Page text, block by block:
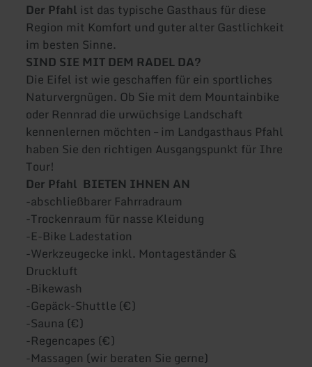
Der Pfahl ist das typische Gasthaus für diese
Region mit Komfort und guter alter Gastlichkeit
im besten Sinne.
SIND SIE MIT DEM RADEL DA?
Die Eifel ist wie geschaffen für ein sportliches
Naturvergnügen. Ob Sie mit dem Mountainbike
oder Rennrad die urwüchsige Landschaft
kennenlernen möchten – im Landgasthaus Pfahl
haben Sie den richtigen Ausgangspunkt für Ihre
Tour!
Der Pfahl BIETEN IHNEN AN
-abschließbarer Fahrradraum
-Trockenraum für nasse Kleidung
-E-Bike Ladestation
-Werkzeugecke inkl. Montageständer &
Druckluft
-Bikewash
-Gepäck-Shuttle (€)
-Sauna (€)
-Regencapes (€)
-Massagen (wir beraten Sie gerne)